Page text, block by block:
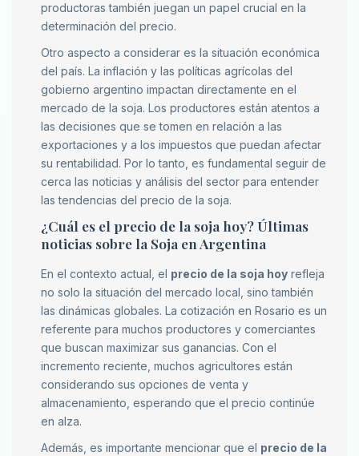
productoras también juegan un papel crucial en la
determinación del precio.
Otro aspecto a considerar es la situación económica
del país. La inflación y las políticas agrícolas del
gobierno argentino impactan directamente en el
mercado de la soja. Los productores están atentos a
las decisiones que se tomen en relación a las
exportaciones y a los impuestos que puedan afectar
su rentabilidad. Por lo tanto, es fundamental seguir de
cerca las noticias y análisis del sector para entender
las tendencias del precio de la soja.
¿Cuál es el precio de la soja hoy? Últimas
noticias sobre la Soja en Argentina
En el contexto actual, el precio de la soja hoy refleja
no solo la situación del mercado local, sino también
las dinámicas globales. La cotización en Rosario es un
referente para muchos productores y comerciantes
que buscan maximizar sus ganancias. Con el
incremento reciente, muchos agricultores están
considerando sus opciones de venta y
almacenamiento, esperando que el precio continúe
en alza.
Además, es importante mencionar que el precio de la